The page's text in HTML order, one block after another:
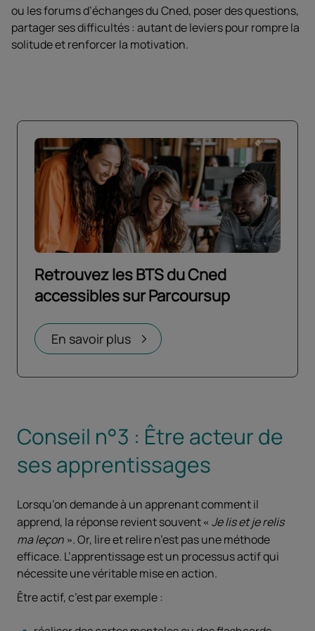
ou les forums d’échanges du Cned, poser des questions,
partager ses difficultés : autant de leviers pour rompre la
solitude et renforcer la motivation.
Retrouvez les BTS du Cned
accessibles sur Parcoursup
En savoir plus
Ouvrir dans un nouvel onglet
Conseil n°3 : Être acteur de
ses apprentissages
Lorsqu’on demande à un apprenant comment il
apprend, la réponse revient souvent
Je lis et je relis
ma leçon .Or, lire et relire n’est pas une méthode
efficace. L’apprentissage est un processus actif qui
nécessite une véritable mise en action.
Être actif, c’est par exemple :